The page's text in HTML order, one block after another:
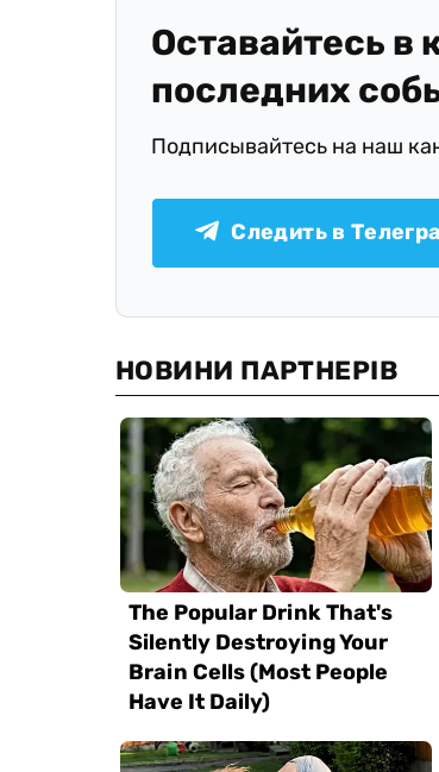
Оставайтесь в
последних
Подписывайтесь на наш
Следить в